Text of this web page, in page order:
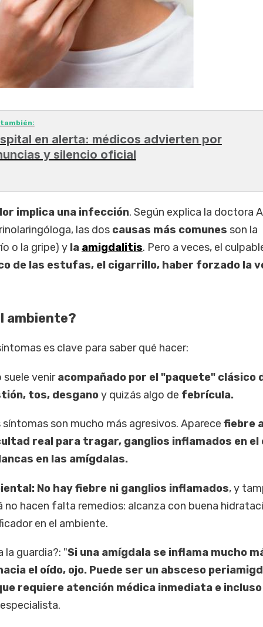
en alerta: médicos advierten por
y silencio oficial
implica una infección. Según explica la doctora
las dos causas más comunes son la
o la gripe) yla amigdalitis. Pero a veces, el
de las estufas, el cigarrillo, haber forzado la
ambiente?
es clave para saber qué hacer:
suele veniracompañado por el "paquete" clásico
tos, desganoy quizás algo de febrícula.
son mucho más agresivos. Aparece fiebre
real para tragar, ganglios inflamados en el
en las amígdalas.
No hay fiebre ni ganglios inflamados, y
no hacen falta remedios: alcanza con buena
en el ambiente.
la guardia?: "Si una amígdala se inflama mucho
el oído, ojo. Puede ser un absceso
requiere atención médica inmediata e incluso